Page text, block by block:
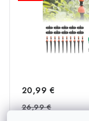
20,99 €
26,99 €